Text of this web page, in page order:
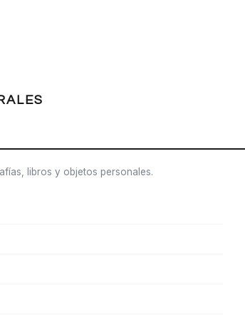
libros y objetos personales.